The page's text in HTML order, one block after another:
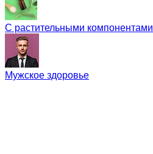
С растительными компонентами
Мужское здоровье